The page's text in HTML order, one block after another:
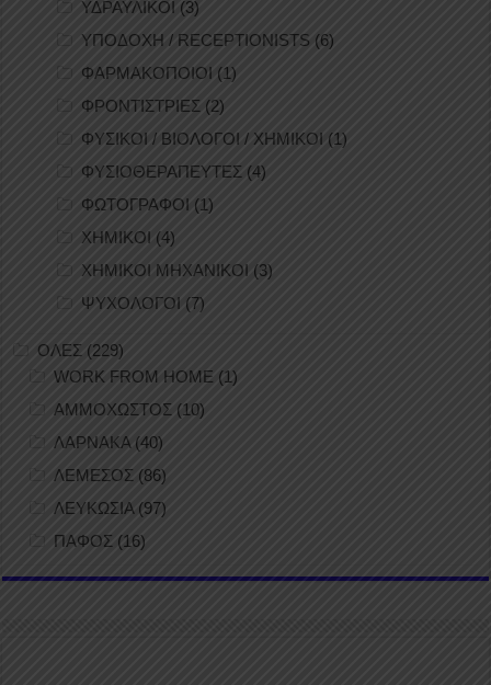
ΥΔΡΑΥΛΙΚΟΙ (3)
ΥΠΟΔΟΧΗ / RECEPTIONISTS (6)
ΦΑΡΜΑΚΟΠΟΙΟΙ (1)
ΦΡΟΝΤΙΣΤΡΙΕΣ (2)
ΦΥΣΙΚΟΙ / ΒΙΟΛΟΓΟΙ / ΧΗΜΙΚΟΙ (1)
ΦΥΣΙΟΘΕΡΑΠΕΥΤΕΣ (4)
ΦΩΤΟΓΡΑΦΟΙ (1)
ΧΗΜΙΚΟΙ (4)
ΧΗΜΙΚΟΙ ΜΗΧΑΝΙΚΟΙ (3)
ΨΥΧΟΛΟΓΟΙ (7)
ΟΛΕΣ (229)
WORK FROM HOME (1)
ΑΜΜΟΧΩΣΤΟΣ (10)
ΛΑΡΝΑΚΑ (40)
ΛΕΜΕΣΟΣ (86)
ΛΕΥΚΩΣΙΑ(97)
ΠΑΦΟΣ (16)